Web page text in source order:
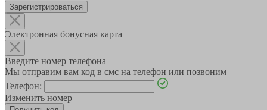
Зарегистрироваться
Электронная бонусная карта
Введите номер телефона
Мы отправим вам код в смс на телефон или позвоним
Телефон:
Изменить номер